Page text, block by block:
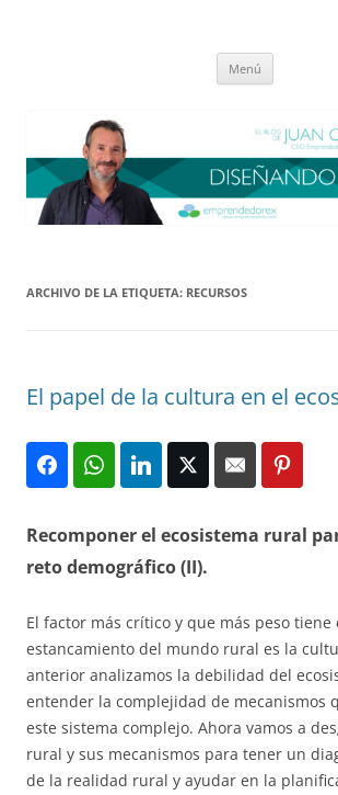
Menú
ARCHIVO DE LA ETIQUETA: RECURSOS
El papel de la cultura en el
Recomponer el ecosistema rural
reto demográfico (II).
El factor más crítico y que más peso tiene
estancamiento del mundo rural es la
anterior analizamos la debilidad del
entender la complejidad de mecanismos
este sistema complejo. Ahora vamos a
rural y sus mecanismos para tener un
de la realidad rural y ayudar en la